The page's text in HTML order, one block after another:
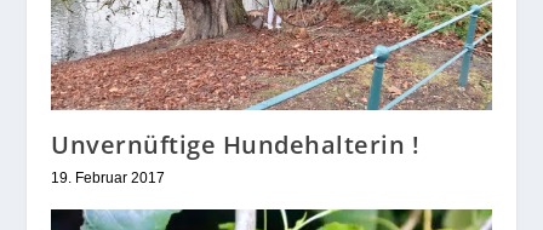
Unvernüftige Hundehalterin !
19. Februar 2017